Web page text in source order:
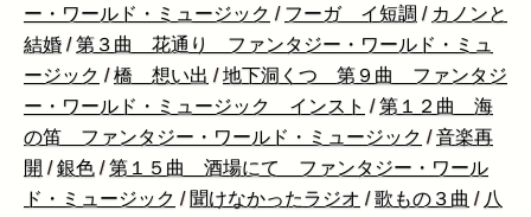
ー・ワールド・ミュージック / フーガ イ短調 / カノンと
結婚 /第３曲 花通り ファンタジー・ワールド・ミュ
ージック /橋 想い出 /地下洞くつ 第９曲 ファンタジ
ー・ワールド・ミュージック インスト /第１２曲 海
の笛 ファンタジー・ワールド・ミュージック /音楽再
開 /銀色 /第１５曲 酒場にて ファンタジー・ワール
ド・ミュージック / 聞けなかったラジオ /歌もの３曲 / 八